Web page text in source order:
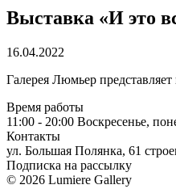
Выставка «И это
16.04.2022
Галерея Люмьер
Время работы
11:00 - 20:00 Воскресенье,
Контакты
ул. Большая Полянка, 61
Подписка на рассылку
© 2026 Lumiere Gallery